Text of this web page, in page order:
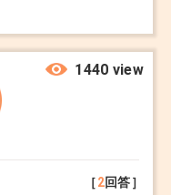
2年ほど空き家にな
りする程度です。
する
ョンを売却して新し
思っているのです
万円の特別控除は受
は購入した金額より
なる予定です。 も
［2回答］
1440 view